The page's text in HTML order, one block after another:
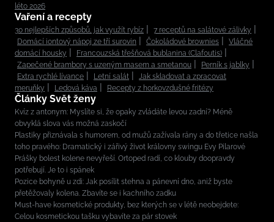
léto 2026
Vaření a recepty
30 nejlepších způsobů, jak využít rybíz
7 receptů na salátové zálivky
Domácí iontový nápoj ze tří surovin
Čokoládové brownies
Vláčné
domácí housky
Francouzská třešňová bublanina (Clafoutis)
Zapečené brambory s uzeným masem a smetanou
Perník s jablky
Extra rychlé lívance
Letní salát
Jak skladovat a zpracovat
meruňky
Ledová káva Recepty z horkovzdušné fritézy
Články Svět ženy
Kvíz z antonym: Myslíte si, že opaky zvládáte levou zadní? Méně
obvyklá slova vás možná zaskočí
Plastiky přiznávala s humorem, od mužů zažívala rány a do třetice našla
toho pravého: Dramatický i zářivý život královny swingu Evy Pilarové
Prášky bolest kolene nevyřeší. Ortoped radí, co klouby doopravdy
potřebují. Je to i spánek
Pozice bohyně u zdi: Jak posílit stehna a pánevní dno, aniž byste
přetěžovaly kolena. Zbavíte se i kachního zadku
Must-have kosmetické produkty, bez kterých se v létě neobejdete:
Celou kosmetickou tašku vybavíte za pár stovek